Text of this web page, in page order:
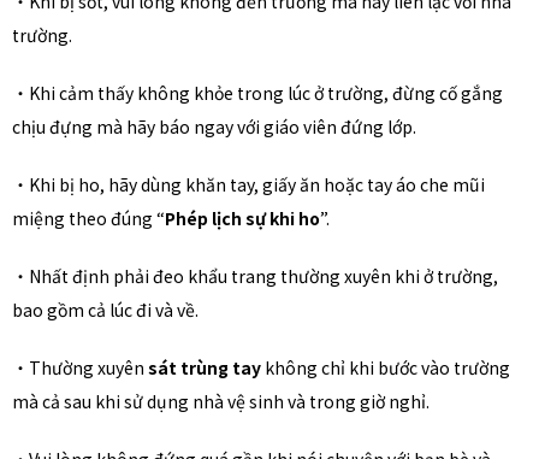
trường.
・Khi cảm thấy không khỏe trong lúc ở trường, đừng cố gắng
chịu đựng mà hãy báo ngay với giáo viên đứng lớp.
・Khi bị ho, hãy dùng khăn tay, giấy ăn hoặc tay áo che mũi
miệng theo đúng “Phép lịch sự khi ho”.
・Nhất định phải đeo khẩu trang thường xuyên khi ở trường,
bao gồm cả lúc đi và về.
・Thường xuyên sát trùng tay không chỉ khi bước vào trường
mà cả sau khi sử dụng nhà vệ sinh và trong giờ nghỉ.